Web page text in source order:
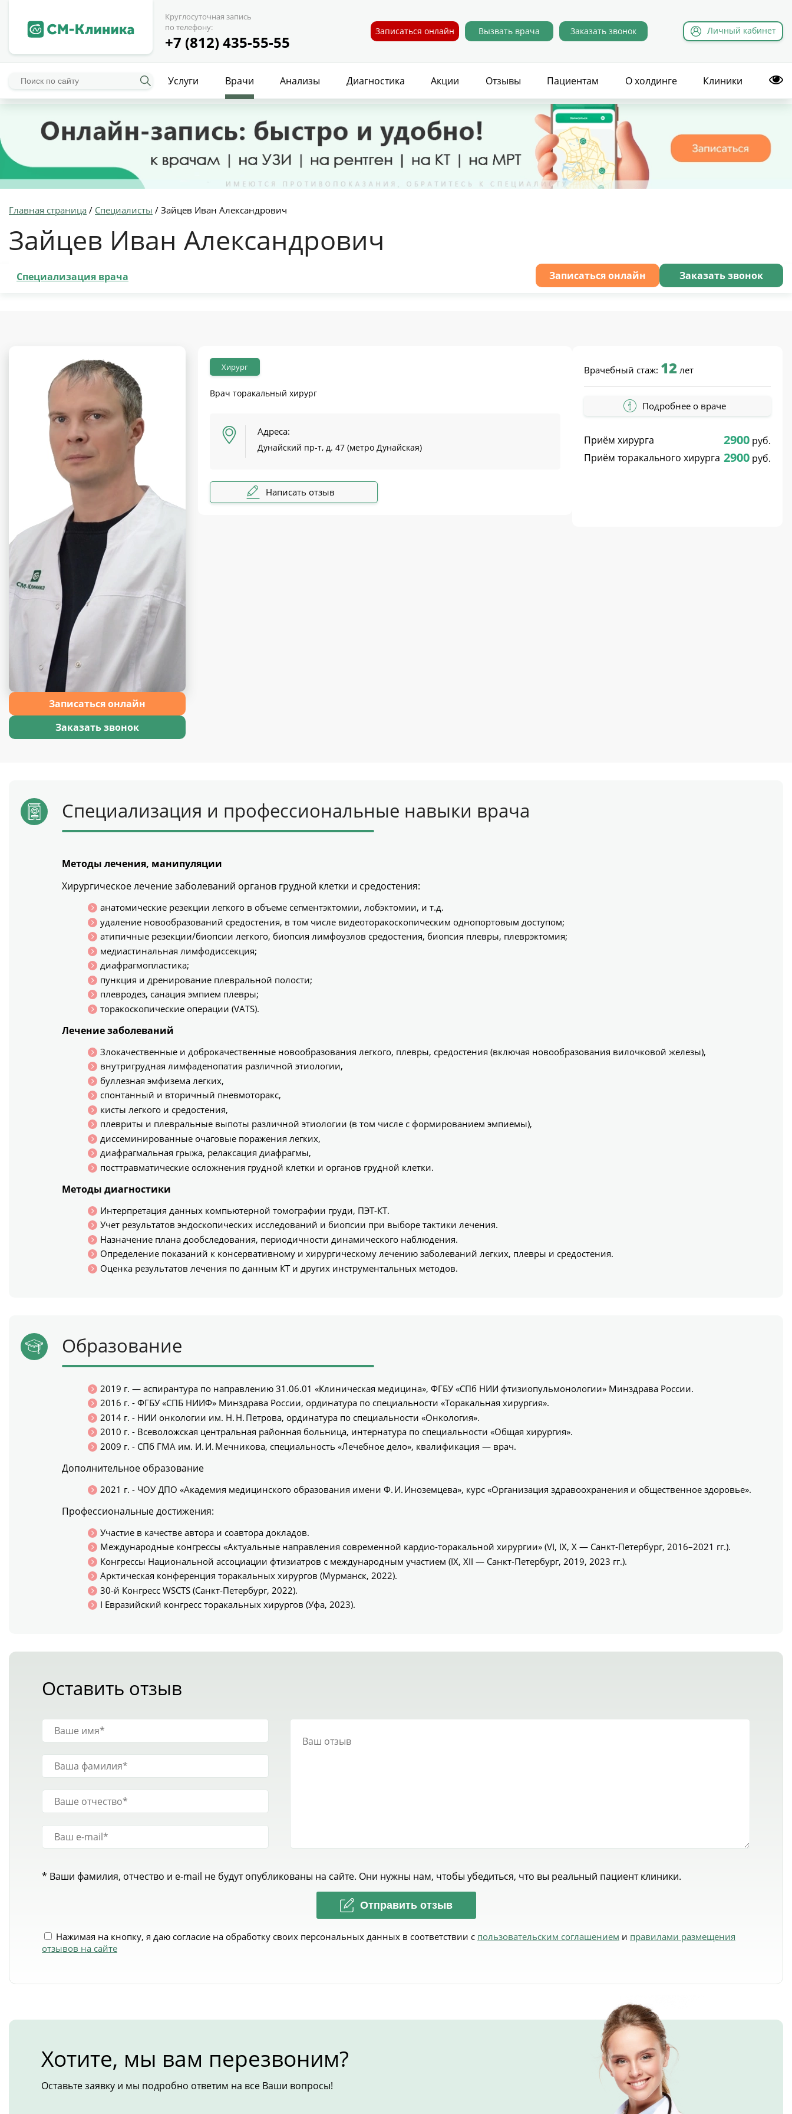
Круглосуточная запись
по телефону:
+7 (812) 435-55-55
Записаться онлайн Вызвать врача Заказать звонок Личный кабинет
Услуги Врачи Анализы Диагностика Акции Отзывы Пациентам О холдинге Клиники
Главная страница / Специалисты / Зайцев Иван Александрович
Зайцев Иван Александрович
Специализация врача Записаться онлайн Заказать звонок
Записаться онлайн
Заказать звонок
Хирург
Врач торакальный хирург
Адреса:
Дунайский пр-т, д. 47 (метро Дунайская)
Написать отзыв
Врачебный стаж: 12 лет
Подробнее о враче
Приём хирурга 2900 руб.
Приём торакального хирурга 2900 руб.
Специализация и профессиональные навыки врача
Методы лечения, манипуляции
Хирургическое лечение заболеваний органов грудной клетки и средостения:
анатомические резекции легкого в объеме сегментэктомии, лобэктомии, и т.д.
удаление новообразований средостения, в том числе видеоторакоскопическим однопортовым доступом;
атипичные резекции/биопсии легкого, биопсия лимфоузлов средостения, биопсия плевры, плеврэктомия;
медиастинальная лимфодиссекция;
диафрагмопластика;
пункция и дренирование плевральной полости;
плевродез, санация эмпием плевры;
торакоскопические операции (VATS).
Лечение заболеваний
Злокачественные и доброкачественные новообразования легкого, плевры, средостения (включая новообразования вилочковой железы),
внутригрудная лимфаденопатия различной этиологии,
буллезная эмфизема легких,
спонтанный и вторичный пневмоторакс,
кисты легкого и средостения,
плевриты и плевральные выпоты различной этиологии (в том числе с формированием эмпиемы),
диссеминированные очаговые поражения легких,
диафрагмальная грыжа, релаксация диафрагмы,
посттравматические осложнения грудной клетки и органов грудной клетки.
Методы диагностики
Интерпретация данных компьютерной томографии груди, ПЭТ-КТ.
Учет результатов эндоскопических исследований и биопсии при выборе тактики лечения.
Назначение плана дообследования, периодичности динамического наблюдения.
Определение показаний к консервативному и хирургическому лечению заболеваний легких, плевры и средостения.
Оценка результатов лечения по данным КТ и других инструментальных методов.
Образование
2019 г. — аспирантура по направлению 31.06.01 «Клиническая медицина», ФГБУ «СПб НИИ фтизиопульмонологии» Минздрава России.
2016 г. - ФГБУ «СПБ НИИФ» Минздрава России, ординатура по специальности «Торакальная хирургия».
2014 г. - НИИ онкологии им. Н. Н. Петрова, ординатура по специальности «Онкология».
2010 г. - Всеволожская центральная районная больница, интернатура по специальности «Общая хирургия».
2009 г. - СПб ГМА им. И. И. Мечникова, специальность «Лечебное дело», квалификация — врач.
Дополнительное образование
2021 г. - ЧОУ ДПО «Академия медицинского образования имени Ф. И. Иноземцева», курс «Организация здравоохранения и общественное здоровье».
Профессиональные достижения:
Участие в качестве автора и соавтора докладов.
Международные конгрессы «Актуальные направления современной кардио-торакальной хирургии» (VI, IX, X — Санкт-Петербург, 2016–2021 гг.).
Конгрессы Национальной ассоциации фтизиатров с международным участием (IX, XII — Санкт-Петербург, 2019, 2023 гг.).
Арктическая конференция торакальных хирургов (Мурманск, 2022).
30-й Конгресс WSCTS (Санкт-Петербург, 2022).
I Евразийский конгресс торакальных хирургов (Уфа, 2023).
Оставить отзыв
* Ваши фамилия, отчество и e-mail не будут опубликованы на сайте. Они нужны нам, чтобы убедиться, что вы реальный пациент клиники.
Отправить отзыв
Нажимая на кнопку, я даю согласие на обработку своих персональных данных в соответствии с пользовательским соглашением и правилами размещения
отзывов на сайте
Хотите, мы вам перезвоним?
Оставьте заявку и мы подробно ответим на все Ваши вопросы!